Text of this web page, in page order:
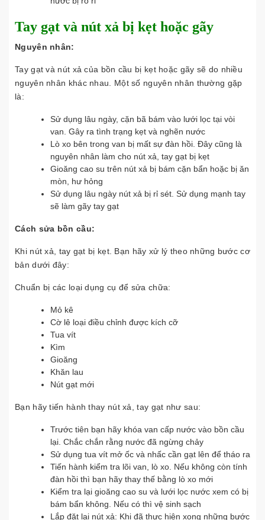
Tay gạt và nút xả bị kẹt hoặc gãy
Nguyên nhân:
Tay gạt và nút xả của bồn cầu bị kẹt hoặc gãy sẽ do nhiều
nguyên nhân khác nhau. Một số nguyên nhân thường gặp
là:
Sử dụng lâu ngày, cặn bã bám vào lưới lọc tại vòi
van. Gây ra tình trạng kẹt và nghẽn nước
Lò xo bên trong van bị mất sự đàn hồi. Đây cũng là
nguyên nhân làm cho nút xả, tay gạt bị kẹt
Gioăng cao su trên nút xả bị bám cặn bẩn hoặc bị ăn
mòn, hư hỏng
Sử dụng lâu ngày nút xả bị rỉ sét. Sử dụng mạnh tay
sẽ làm gãy tay gạt
Cách sửa bồn cầu:
Khi nút xả, tay gạt bị kẹt. Bạn hãy xử lý theo những bước cơ
bản dưới đây:
Chuẩn bị các loại dụng cụ để sửa chữa:
Mỏ kê
Cờ lê loại điều chỉnh được kích cỡ
Tua vít
Kìm
Gioăng
Khăn lau
Nút gạt mới
Bạn hãy tiến hành thay nút xả, tay gạt như sau:
Trước tiên bạn hãy khóa van cấp nước vào bồn cầu
lại. Chắc chắn rằng nước đã ngừng chảy
Sử dụng tua vít mở ốc và nhấc cần gạt lên để tháo ra
Tiến hành kiểm tra lõi van, lò xo. Nếu không còn tính
đàn hồi thì bạn hãy thay thế bằng lò xo mới
Kiểm tra lại gioăng cao su và lưới lọc nước xem có bị
bám bẩn không. Nếu có thì vệ sinh sạch
Lắp đặt lại nút xả: Khi đã thực hiện xong những bước